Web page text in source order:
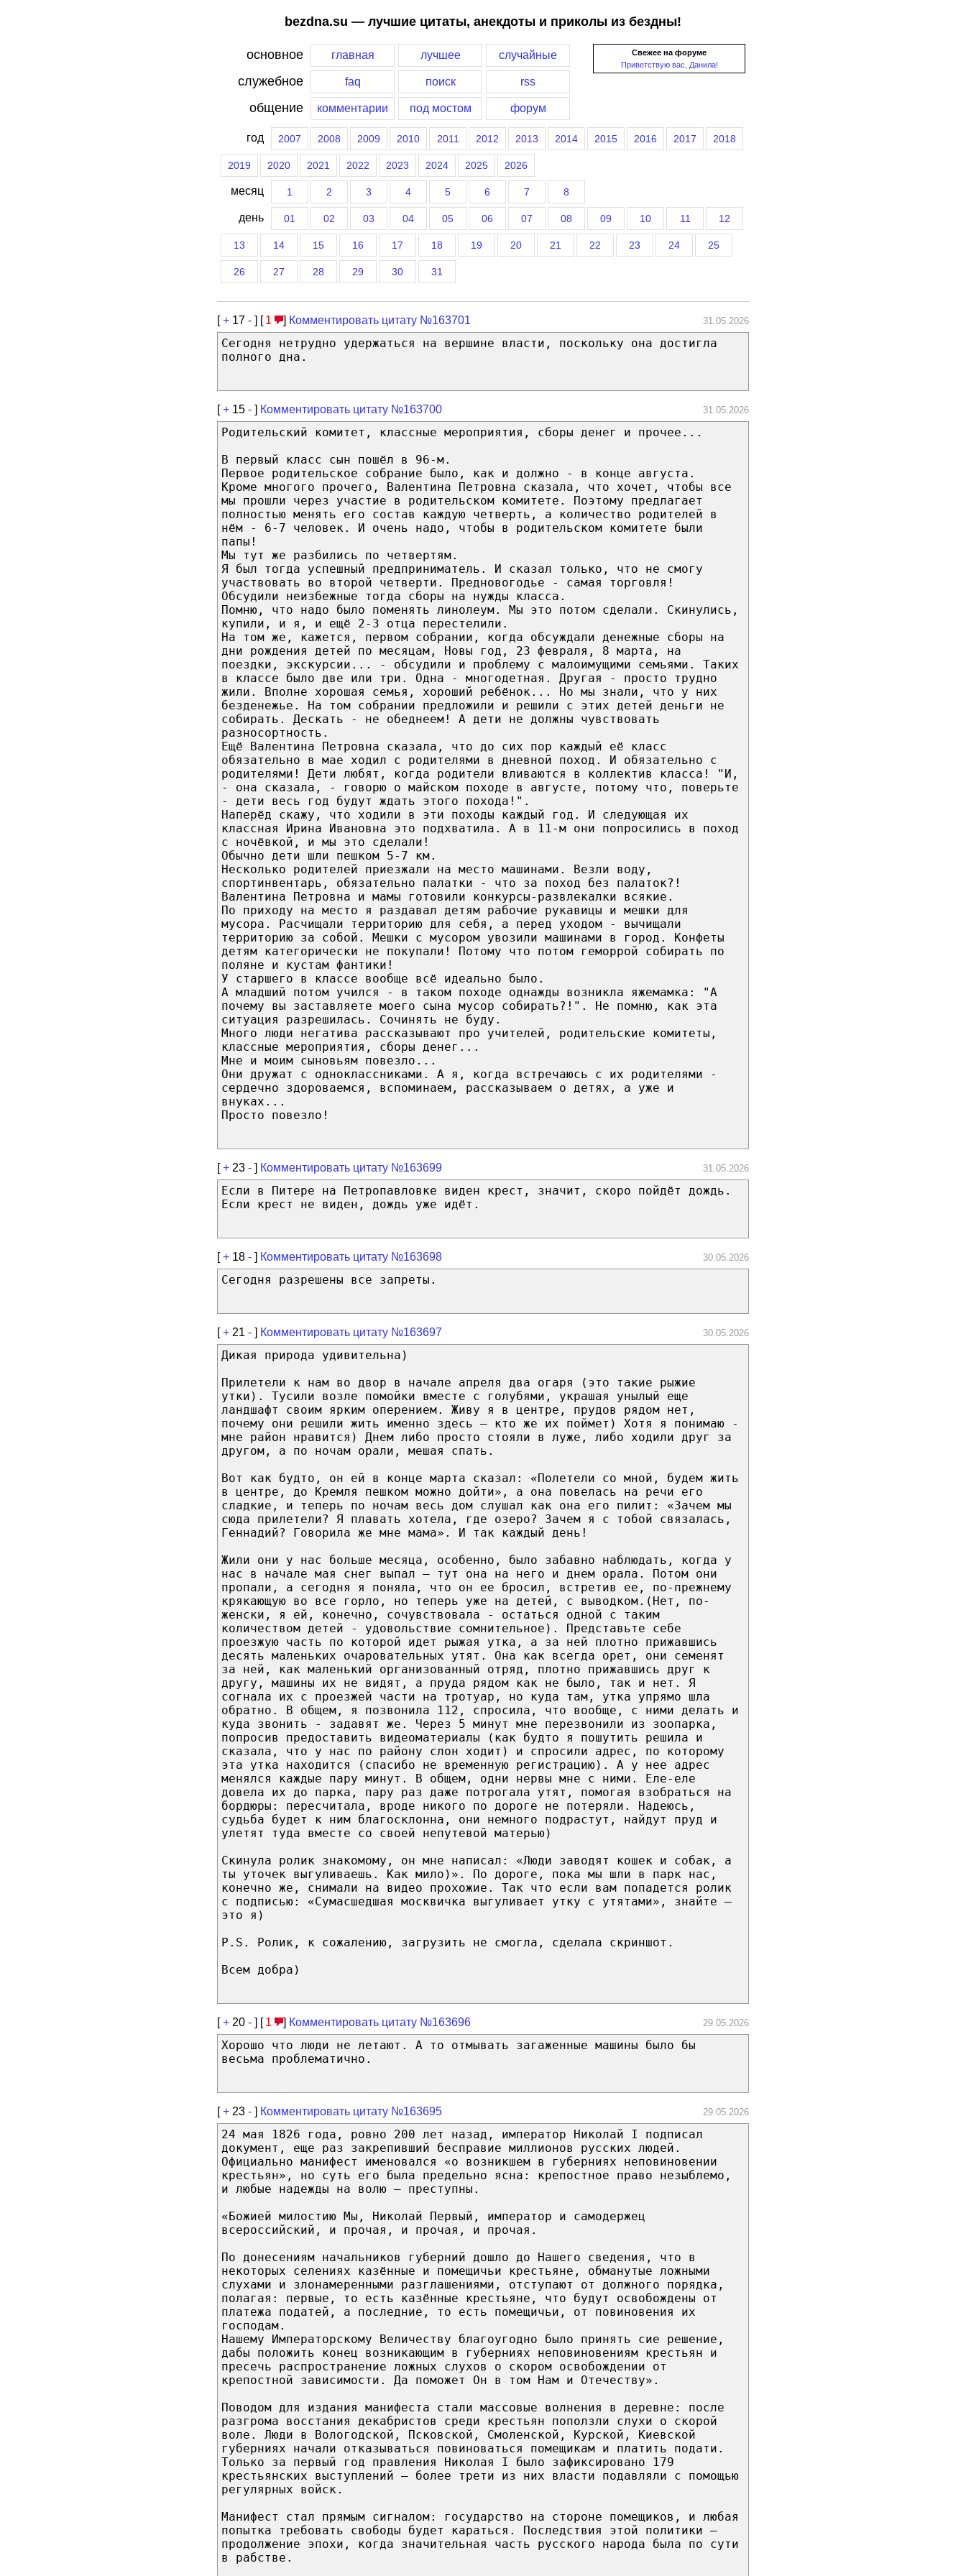
bezdna.su — лучшие цитаты, анекдоты и приколы из бездны!
Свежее на форуме
Приветствую вас, Данила!
основное главная лучшее случайные
служебное faq поиск rss
общение комментарии под мостом форум
год 2007 2008 2009 2010 2011 2012 2013 2014 2015 2016 2017 2018
2019 2020 2021 2022 2023 2024 2025 2026
месяц 1 2 3 4 5 6 7 8
день 01 02 03 04 05 06 07 08 09 10 11 12
13 14 15 16 17 18 19 20 21 22 23 24 25
26 27 28 29 30 31
[+ 17 - ] [ 1 ] Комментировать цитату №163701 31.05.2026
Сегодня нетрудно удержаться на вершине власти, поскольку она достигла
полного дна.
[+ 15 - ] Комментировать цитату №163700 31.05.2026
Родительский комитет, классные мероприятия, сборы денег и прочее...
В первый класс сын пошёл в 96-м.
Первое родительское собрание было, как и должно - в конце августа.
Кроме многого прочего, Валентина Петровна сказала, что хочет, чтобы все
мы прошли через участие в родительском комитете. Поэтому предлагает
полностью менять его состав каждую четверть, а количество родителей в
нём - 6-7 человек. И очень надо, чтобы в родительском комитете были
папы!
Мы тут же разбились по четвертям.
Я был тогда успешный предприниматель. И сказал только, что не смогу
участвовать во второй четверти. Предновогодье - самая торговля!
Обсудили неизбежные тогда сборы на нужды класса.
Помню, что надо было поменять линолеум. Мы это потом сделали. Скинулись,
купили, и я, и ещё 2-3 отца перестелили.
На том же, кажется, первом собрании, когда обсуждали денежные сборы на
дни рождения детей по месяцам, Новы год, 23 февраля, 8 марта, на
поездки, экскурсии... - обсудили и проблему с малоимущими семьями. Таких
в классе было две или три. Одна - многодетная. Другая - просто трудно
жили. Вполне хорошая семья, хороший ребёнок... Но мы знали, что у них
безденежье. На том собрании предложили и решили с этих детей деньги не
собирать. Дескать - не обеднеем! А дети не должны чувствовать
разносортность.
Ещё Валентина Петровна сказала, что до сих пор каждый её класс
обязательно в мае ходил с родителями в дневной поход. И обязательно с
родителями! Дети любят, когда родители вливаются в коллектив класса! "И,
- она сказала, - говорю о майском походе в августе, потому что, поверьте
- дети весь год будут ждать этого похода!".
Наперёд скажу, что ходили в эти походы каждый год. И следующая их
классная Ирина Ивановна это подхватила. А в 11-м они попросились в поход
с ночёвкой, и мы это сделали!
Обычно дети шли пешком 5-7 км.
Несколько родителей приезжали на место машинами. Везли воду,
спортинвентарь, обязательно палатки - что за поход без палаток?!
Валентина Петровна и мамы готовили конкурсы-развлекалки всякие.
По приходу на место я раздавал детям рабочие рукавицы и мешки для
мусора. Расчищали территорию для себя, а перед уходом - вычищали
территорию за собой. Мешки с мусором увозили машинами в город. Конфеты
детям категорически не покупали! Потому что потом геморрой собирать по
поляне и кустам фантики!
У старшего в классе вообще всё идеально было.
А младший потом учился - в таком походе однажды возникла яжемамка: "А
почему вы заставляете моего сына мусор собирать?!". Не помню, как эта
ситуация разрешилась. Сочинять не буду.
Много люди негатива рассказывают про учителей, родительские комитеты,
классные мероприятия, сборы денег...
Мне и моим сыновьям повезло...
Они дружат с одноклассниками. А я, когда встречаюсь с их родителями -
сердечно здороваемся, вспоминаем, рассказываем о детях, а уже и
внуках...
Просто повезло!
[+ 23 - ] Комментировать цитату №163699 31.05.2026
Если в Питере на Петропавловке виден крест, значит, скоро пойдёт дождь.
Если крест не виден, дождь уже идёт.
[+ 18 - ] Комментировать цитату №163698 30.05.2026
Сегодня разрешены все запреты.
[+ 21 - ] Комментировать цитату №163697 30.05.2026
Дикая природа удивительна)
Прилетели к нам во двор в начале апреля два огаря (это такие рыжие
утки). Тусили возле помойки вместе с голубями, украшая унылый еще
ландшафт своим ярким оперением. Живу я в центре, прудов рядом нет,
почему они решили жить именно здесь – кто же их поймет) Хотя я понимаю -
мне район нравится) Днем либо просто стояли в луже, либо ходили друг за
другом, а по ночам орали, мешая спать.
Вот как будто, он ей в конце марта сказал: «Полетели со мной, будем жить
в центре, до Кремля пешком можно дойти», а она повелась на речи его
сладкие, и теперь по ночам весь дом слушал как она его пилит: «Зачем мы
сюда прилетели? Я плавать хотела, где озеро? Зачем я с тобой связалась,
Геннадий? Говорила же мне мама». И так каждый день!
Жили они у нас больше месяца, особенно, было забавно наблюдать, когда у
нас в начале мая снег выпал – тут она на него и днем орала. Потом они
пропали, а сегодня я поняла, что он ее бросил, встретив ее, по-прежнему
крякающую во все горло, но теперь уже на детей, с выводком.(Нет, по-
женски, я ей, конечно, сочувствовала - остаться одной с таким
количеством детей - удовольствие сомнительное). Представьте себе
проезжую часть по которой идет рыжая утка, а за ней плотно прижавшись
десять маленьких очаровательных утят. Она как всегда орет, они семенят
за ней, как маленький организованный отряд, плотно прижавшись друг к
другу, машины их не видят, а пруда рядом как не было, так и нет. Я
согнала их с проезжей части на тротуар, но куда там, утка упрямо шла
обратно. В общем, я позвонила 112, спросила, что вообще, с ними делать и
куда звонить - задавят же. Через 5 минут мне перезвонили из зоопарка,
попросив предоставить видеоматериалы (как будто я пошутить решила и
сказала, что у нас по району слон ходит) и спросили адрес, по которому
эта утка находится (спасибо не временную регистрацию). А у нее адрес
менялся каждые пару минут. В общем, одни нервы мне с ними. Еле-еле
довела их до парка, пару раз даже потрогала утят, помогая взобраться на
бордюры: пересчитала, вроде никого по дороге не потеряли. Надеюсь,
судьба будет к ним благосклонна, они немного подрастут, найдут пруд и
улетят туда вместе со своей непутевой матерью)
Скинула ролик знакомому, он мне написал: «Люди заводят кошек и собак, а
ты уточек выгуливаешь. Как мило)». По дороге, пока мы шли в парк нас,
конечно же, снимали на видео прохожие. Так что если вам попадется ролик
с подписью: «Сумасшедшая москвичка выгуливает утку с утятами», знайте –
это я)
P.S. Ролик, к сожалению, загрузить не смогла, сделала скриншот.
Всем добра)
[+ 20 - ] [ 1 ] Комментировать цитату №163696 29.05.2026
Хорошо что люди не летают. А то отмывать загаженные машины было бы
весьма проблематично.
[+ 23 - ] Комментировать цитату №163695 29.05.2026
24 мая 1826 года, ровно 200 лет назад, император Николай I подписал
документ, еще раз закрепивший бесправие миллионов русских людей.
Официально манифест именовался «о возникшем в губерниях неповиновении
крестьян», но суть его была предельно ясна: крепостное право незыблемо,
и любые надежды на волю — преступны.
«Божией милостию Мы, Николай Первый, император и самодержец
всероссийский, и прочая, и прочая, и прочая.
По донесениям начальников губерний дошло до Нашего сведения, что в
некоторых селениях казённые и помещичьи крестьяне, обманутые ложными
слухами и злонамеренными разглашениями, отступают от должного порядка,
полагая: первые, то есть казённые крестьяне, что будут освобождены от
платежа податей, а последние, то есть помещичьи, от повиновения их
господам.
Нашему Императорскому Величеству благоугодно было принять сие решение,
дабы положить конец возникающим в губерниях неповиновениям крестьян и
пресечь распространение ложных слухов о скором освобождении от
крепостной зависимости. Да поможет Он в том Нам и Отечеству».
Поводом для издания манифеста стали массовые волнения в деревне: после
разгрома восстания декабристов среди крестьян поползли слухи о скорой
воле. Люди в Вологодской, Псковской, Смоленской, Курской, Киевской
губерниях начали отказываться повиноваться помещикам и платить подати.
Только за первый год правления Николая I было зафиксировано 179
крестьянских выступлений — более трети из них власти подавляли с помощью
регулярных войск.
Манифест стал прямым сигналом: государство на стороне помещиков, и любая
попытка требовать свободы будет караться. Последствия этой политики —
продолжение эпохи, когда значительная часть русского народа была по сути
в рабстве.